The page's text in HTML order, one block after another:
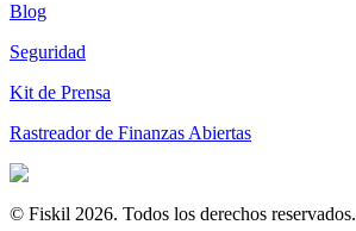
Blog
Seguridad
Kit de Prensa
Rastreador de Finanzas Abiertas
© Fiskil 2026. Todos los derechos reservados.